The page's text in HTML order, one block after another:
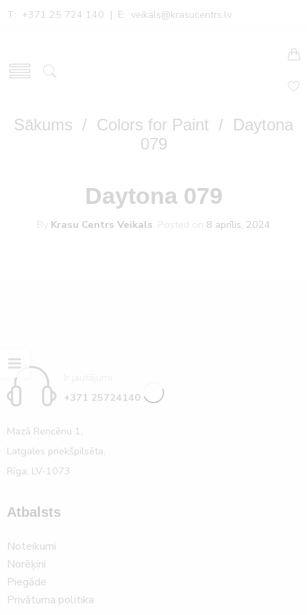
T: +371 25 724 140 | E: veikals@krasucentrs.lv
Sākums / Colors for Paint / Daytona
079
Daytona 079
By Krasu Centrs Veikals Posted on 8 aprīlis, 2024
+371 25724140
Mazā Rencēnu 1,
Latgales priekšpilsēta,
Rīga, LV-1073
Atbalsts
Noteikumi
Norēķini
Piegāde
Privātuma politika